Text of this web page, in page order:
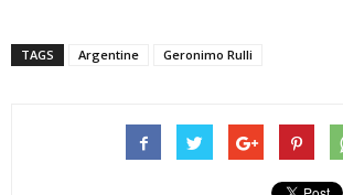
TAGS Argentine Geronimo Rulli